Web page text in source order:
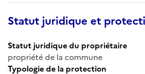
Statut juridique et
Statut juridique du propriétaire
propriété de la commune
Typologie de la protection